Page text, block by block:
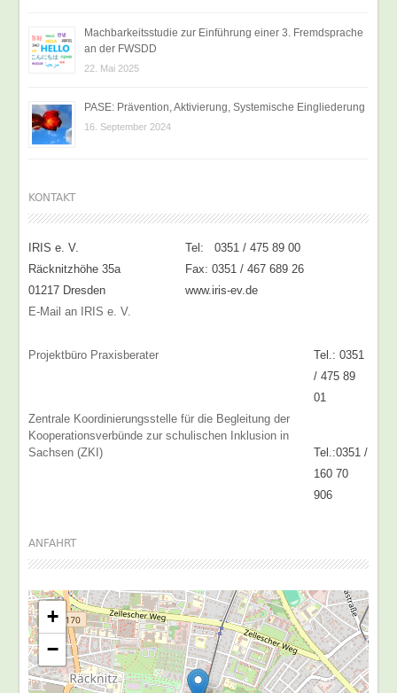
Machbarkeitsstudie zur Einführung einer 3. Fremdsprache
an der FWSDD
22. Mai 2025
PASE: Prävention, Aktivierung, Systemische Eingliederung
16. September 2024
KONTAKT
IRIS e. V.
Tel: 0351 / 475 89 00
Räcknitzhöhe 35a
Fax: 0351 / 467 689 26
01217 Dresden
www.iris-ev.de
E-Mail an IRIS e. V.
Projektbüro Praxisberater
Tel.: 0351
/ 475 89
01
Zentrale Koordinierungsstelle für die Begleitung der
Kooperationsverbünde zur schulischen Inklusion in
Sachsen (ZKI)
Tel.:0351 /
160 70
906
ANFAHRT
+
−